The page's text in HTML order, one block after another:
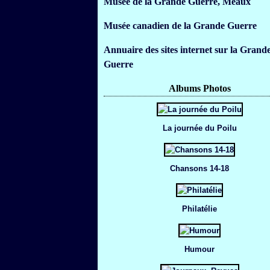
Musée canadien de la Grande Guerre
Annuaire des sites internet sur la
Guerre
Albums Photos
La journée du Poilu
Chansons 14-18
Philatélie
Humour